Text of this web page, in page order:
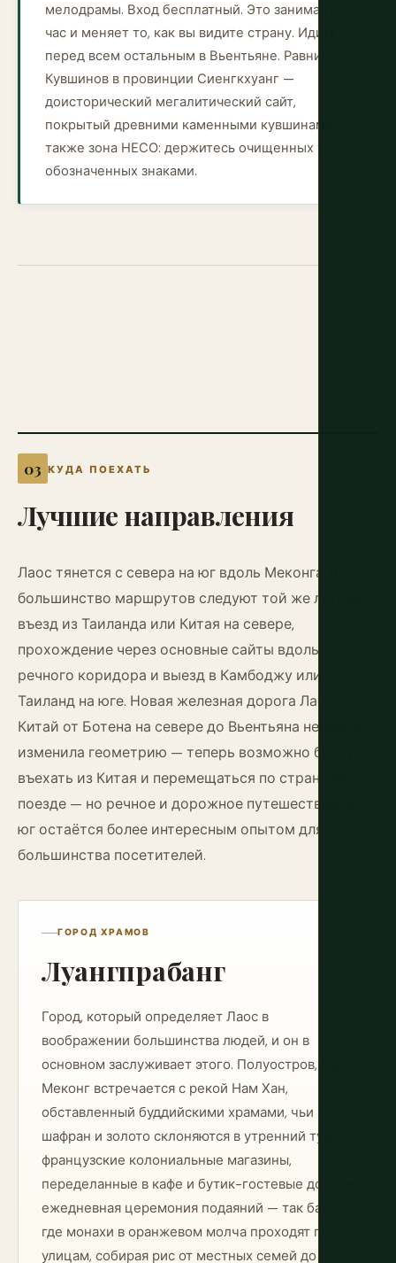
мелодрамы. Вход бесплатный. Это занимает
час и меняет то, как вы видите страну. Идите
перед всем остальным в Вьентьяне. Равнина
Кувшинов в провинции Сиенгкхуанг —
доисторический мегалитический сайт,
покрытый древними каменными кувшинами —
также зона НЕСО: держитесь очищенных троп,
обозначенных знаками.
КУДА ПОЕХАТЬ
Лучшиенаправления
Лаос тянется с севера на юг вдоль Меконга, и
большинство маршрутов следуют той же логике:
въезд из Таиланда или Китая на севере,
прохождение через основные сайты вдоль
речного коридора и выезд в Камбоджу или
Таиланд на юге. Новая железная дорога Лаос–
Китай от Ботена на севере до Вьентьяна немного
изменила геометрию — теперь возможно быстро
въехать из Китая и перемещаться по стране на
поезде — но речное и дорожное путешествие на
юг остаётся более интересным опытом для
большинства посетителей.
ГОРОД ХРАМОВ
Луангпрабанг
Город, который определяет Лаос в
воображении большинства людей, и он в
основном заслуживает этого. Полуостров, где
Меконг встречается с рекой Нам Хан,
обставленный буддийскими храмами, чьи
шафран и золото склоняются в утренний туман,
французские колониальные магазины,
переделанные в кафе и бутик-гостевые дома, и
ежедневная церемония подаяний — так бат —
где монахи в оранжевом молча проходят по
улицам, собирая рис от местных семей до